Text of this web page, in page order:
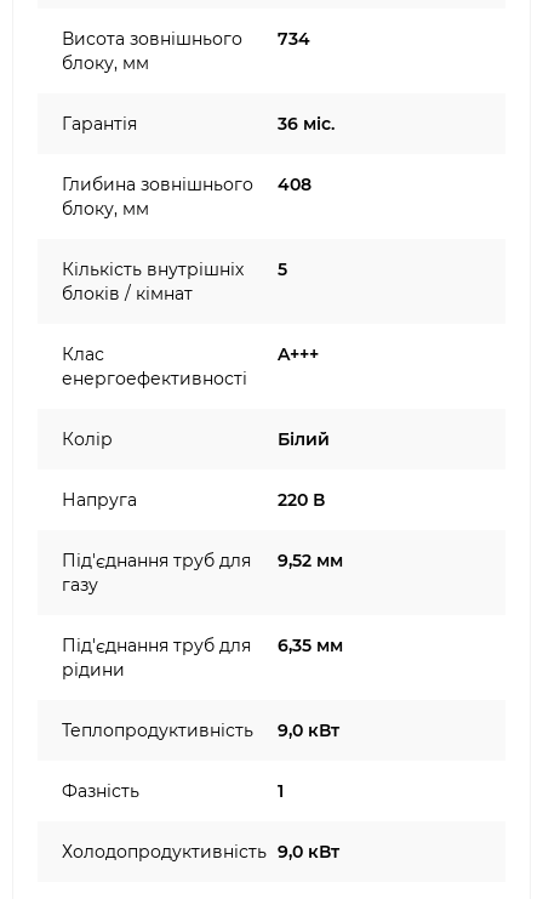
Висота зовнішнього
блоку, мм
734
Гарантія 36 міс.
Глибина зовнішнього
блоку, мм
408
Кількість внутрішніх
блоків / кімнат
5
Клас
енергоефективності
A+++
Колір Білий
Напруга 220 В
Під'єднання труб для
газу
9,52 мм
Під'єднання труб для
рідини
6,35 мм
Теплопродуктивність 9,0 кВт
Фазність 1
Холодопродуктивність 9,0 кВт